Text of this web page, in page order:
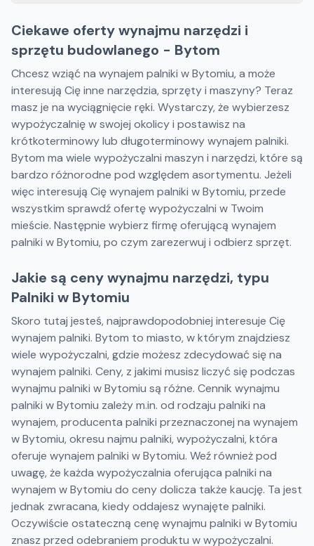
Ciekawe oferty wynajmu narzędzi i
sprzętu budowlanego - Bytom
Chcesz wziąć na wynajem palniki w Bytomiu, a może
interesują Cię inne narzędzia, sprzęty i maszyny? Teraz
masz je na wyciągnięcie ręki. Wystarczy, że wybierzesz
wypożyczalnię w swojej okolicy i postawisz na
krótkoterminowy lub długoterminowy wynajem palniki.
Bytom ma wiele wypożyczalni maszyn i narzędzi, które są
bardzo różnorodne pod względem asortymentu. Jeżeli
więc interesują Cię wynajem palniki w Bytomiu, przede
wszystkim sprawdź ofertę wypożyczalni w Twoim
mieście. Następnie wybierz firmę oferującą wynajem
palniki w Bytomiu, po czym zarezerwuj i odbierz sprzęt.
Jakie są ceny wynajmu narzędzi, typu
Palniki w Bytomiu
Skoro tutaj jesteś, najprawdopodobniej interesuje Cię
wynajem palniki. Bytom to miasto, w którym znajdziesz
wiele wypożyczalni, gdzie możesz zdecydować się na
wynajem palniki. Ceny, z jakimi musisz liczyć się podczas
wynajmu palniki w Bytomiu są różne. Cennik wynajmu
palniki w Bytomiu zależy m.in. od rodzaju palniki na
wynajem, producenta palniki przeznaczonej na wynajem
w Bytomiu, okresu najmu palniki, wypożyczalni, która
oferuje wynajem palniki w Bytomiu. Weź również pod
uwagę, że każda wypożyczalnia oferująca palniki na
wynajem w Bytomiu do ceny dolicza także kaucję. Ta jest
jednak zwracana, kiedy oddajesz wynajęte palniki.
Oczywiście ostateczną cenę wynajmu palniki w Bytomiu
znasz przed odebraniem produktu w wypożyczalni.